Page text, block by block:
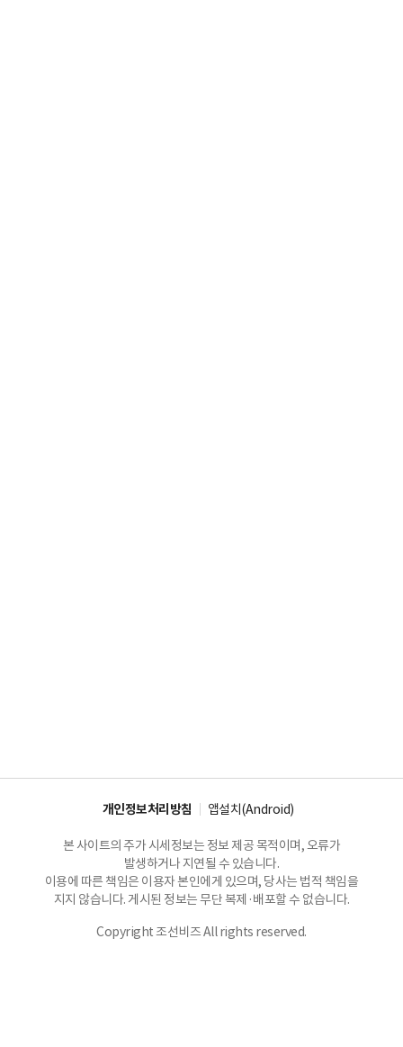
개인정보처리방침 앱설치(Android)
본 사이트의 주가 시세정보는 정보 제공 목적이며, 오류가
발생하거나 지연될 수 있습니다.
이용에 따른 책임은 이용자 본인에게 있으며, 당사는 법적 책임을
지지 않습니다. 게시된 정보는 무단 복제·배포할 수 없습니다.
Copyright 조선비즈 All rights reserved.